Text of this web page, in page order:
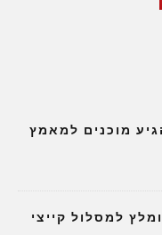
60+: איך להגיע מוכנים למאמץ
למסלול קייצי